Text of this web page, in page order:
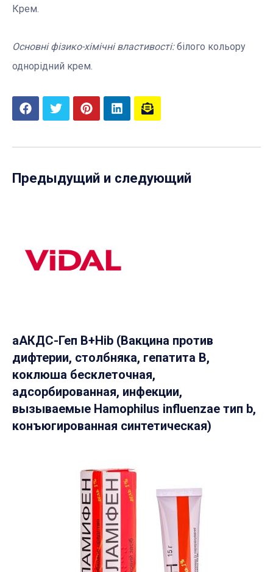
Крем.
Основні фізико-хімічні властивості:білого кольору
однорідний крем.
Предыдущий и следующий
аАКДС-Геп B+Hib (Вакцина против
дифтерии, столбняка, гепатита B,
коклюша бесклеточная,
адсорбированная, инфекции,
вызываемые Hamophilus influenzae тип b,
конъюгированная синтетическая)